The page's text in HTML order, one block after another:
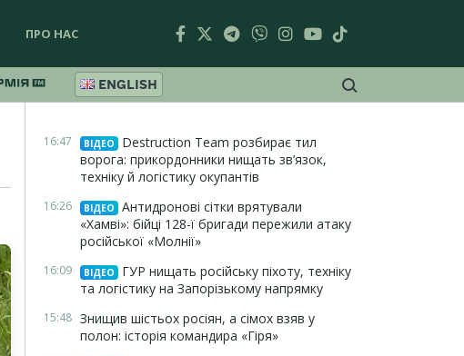
ПРО НАС
ENGLISH
16:47 ВІДЕО
Destruction Team розбирає тил
ворога: прикордонники нищать зв’язок,
техніку й логістику окупантів
16:26 ВІДЕО
Антидронові сітки врятували
«Хамві»: бійці 128-ї бригади пережили атаку
російської «Молнії»
16:09 ВІДЕО
ГУР нищать російську піхоту, техніку
та логістику на Запорізькому напрямку
15:48 Знищив шістьох росіян, а сімох взяв у
полон: історія командира «Гіря»